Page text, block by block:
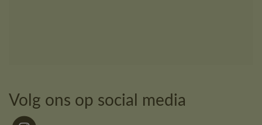
Volg ons op social media